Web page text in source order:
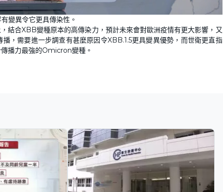
變異令它更具傳染性。
結合XBB變種原本的高傳染力，預計未來會對歐洲疫情有更大影響，又
，需要進一步調查有甚麼原因令XBB.1.5更具變異優勢，而世衛更直指
播力最強的Omicron變種。